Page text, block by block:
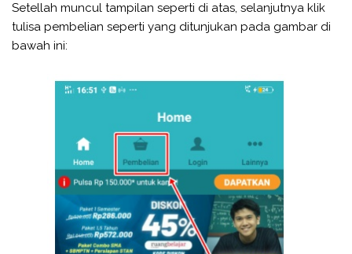
Setellah muncul tampilan seperti di atas, selanjutnya klik
tulisa pembelian seperti yang ditunjukan pada gambar di
bawah ini: